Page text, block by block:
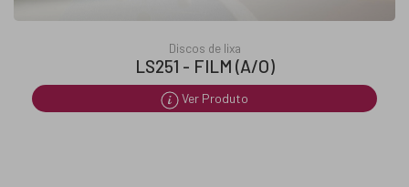
Discos de lixa
LS251 - FILM (A/O)
Ver Produto